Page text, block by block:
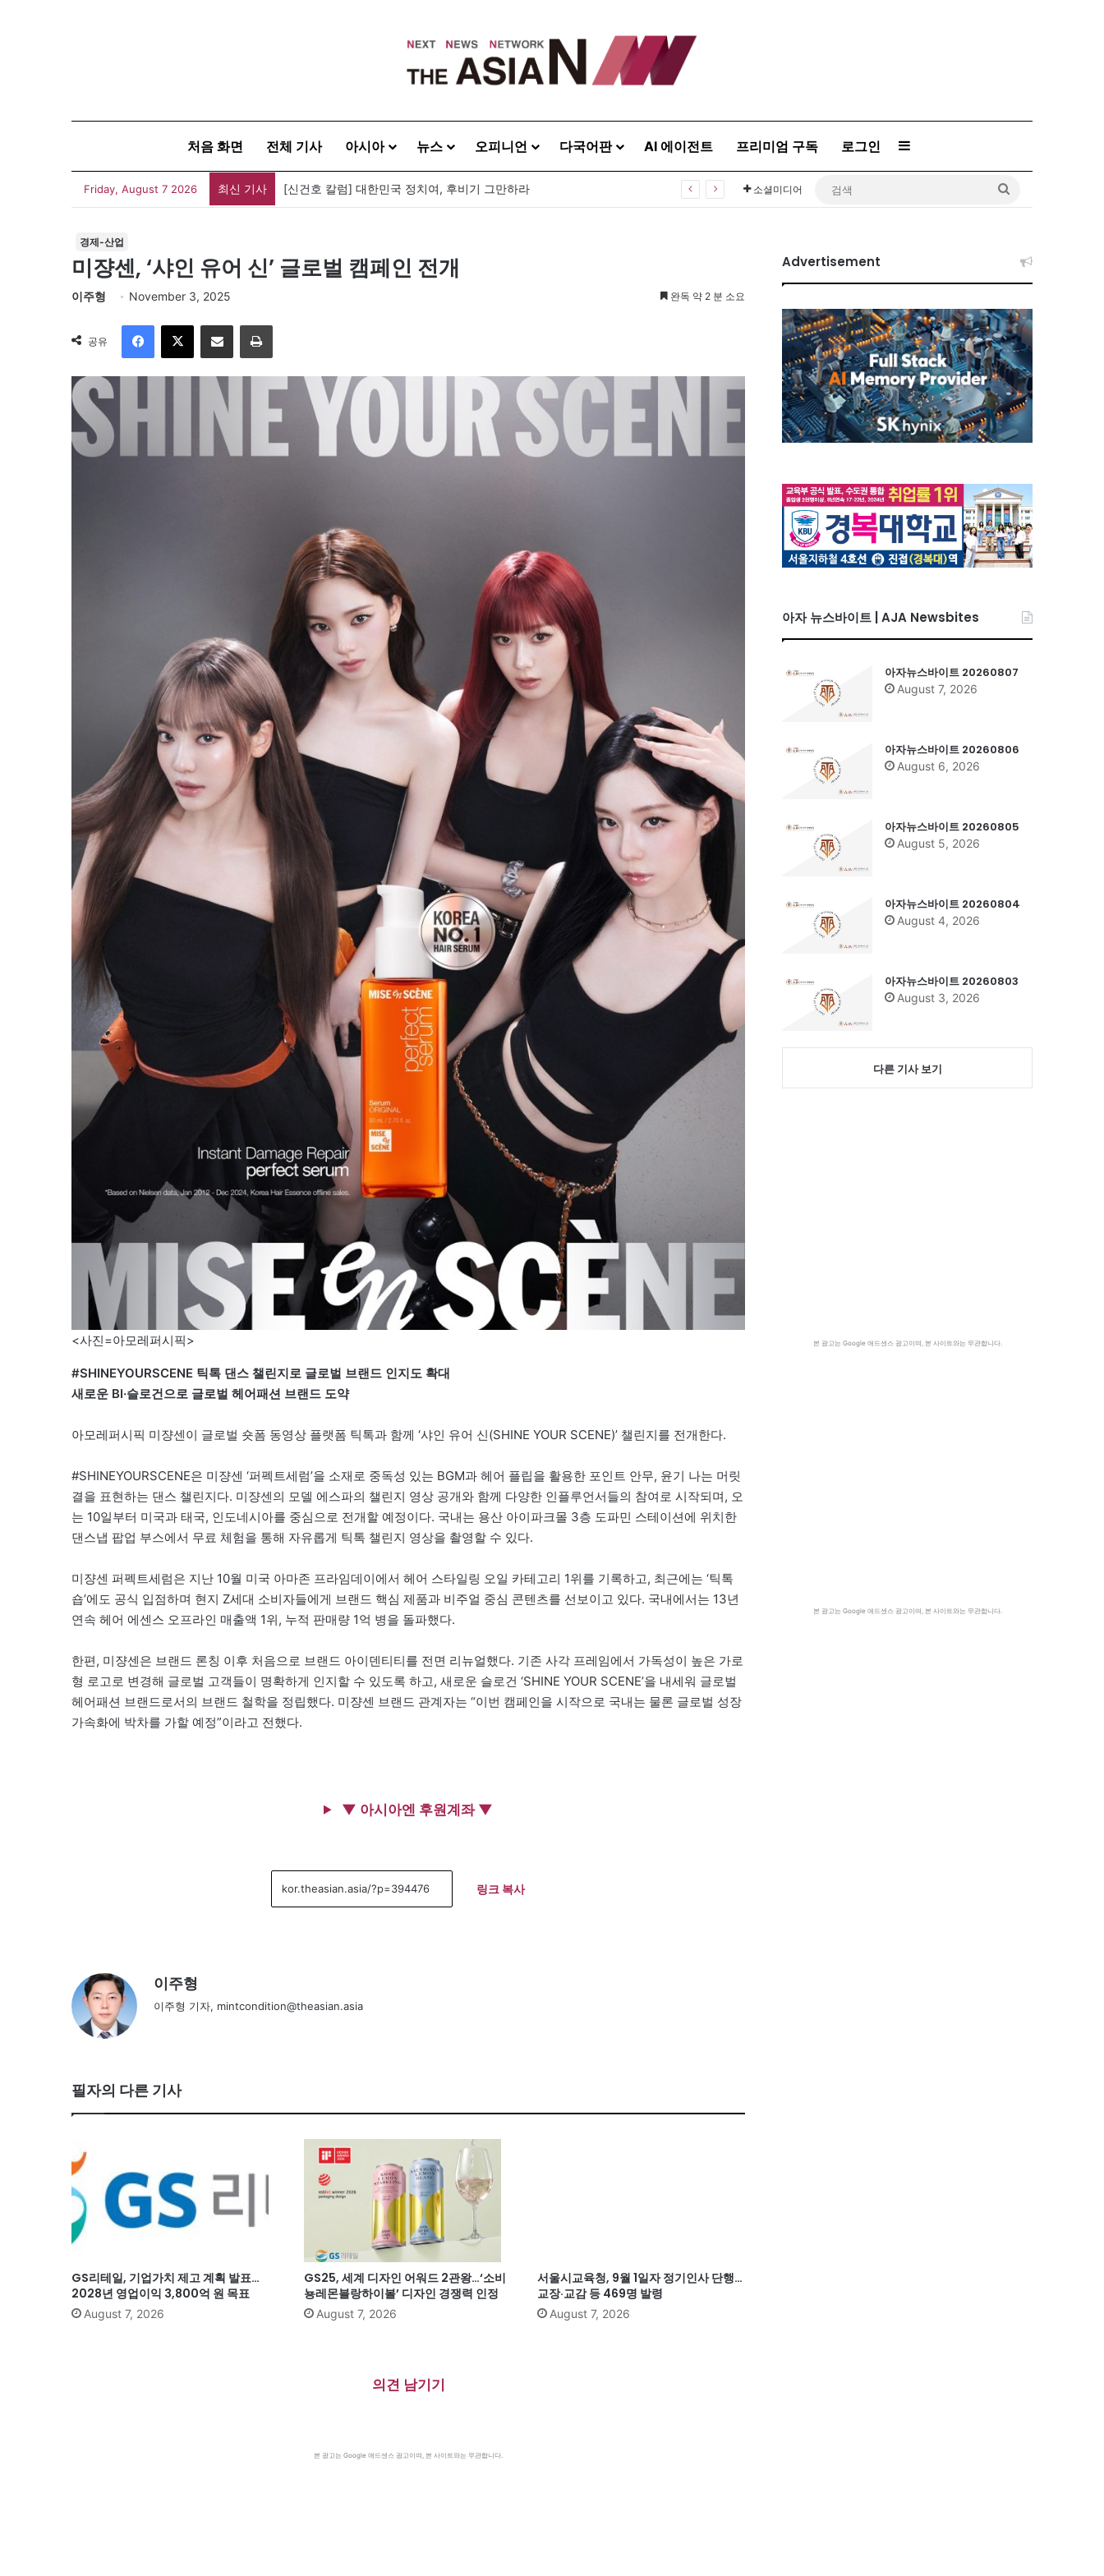
처음 화면 전체 기사 아시아 뉴스 오피니언 다국어판 AI 에이전트 프리미엄 구독 로그인 Sidebar
Friday, August 7 2026 최신 기사 [신건호 칼럼] 대한민국 정치여, 후비기 그만하라 소셜미디어
경제-산업
미쟝센, ‘샤인 유어 신’ 글로벌 캠페인 전개
이주형 November 3, 2025 완독 약 2 분 소요
공유
Facebook
X 이메일 인쇄
<사진=아모레퍼시픽>
#SHINEYOURSCENE 틱톡 댄스 챌린지로 글로벌 브랜드 인지도 확대
새로운 BI·슬로건으로 글로벌 헤어패션 브랜드 도약
아모레퍼시픽 미쟝센이 글로벌 숏폼 동영상 플랫폼 틱톡과 함께 ‘샤인 유어 신(SHINE YOUR SCENE)’ 챌린지를 전개한다.
#SHINEYOURSCENE은 미쟝센 ‘퍼펙트세럼’을 소재로 중독성 있는 BGM과 헤어 플립을 활용한 포인트 안무, 윤기 나는 머릿
결을 표현하는 댄스 챌린지다. 미쟝센의 모델 에스파의 챌린지 영상 공개와 함께 다양한 인플루언서들의 참여로 시작되며, 오
는 10일부터 미국과 태국, 인도네시아를 중심으로 전개할 예정이다. 국내는 용산 아이파크몰 3층 도파민 스테이션에 위치한
댄스냅 팝업 부스에서 무료 체험을 통해 자유롭게 틱톡 챌린지 영상을 촬영할 수 있다.
미쟝센 퍼펙트세럼은 지난 10월 미국 아마존 프라임데이에서 헤어 스타일링 오일 카테고리 1위를 기록하고, 최근에는 ‘틱톡
숍’에도 공식 입점하며 현지 Z세대 소비자들에게 브랜드 핵심 제품과 비주얼 중심 콘텐츠를 선보이고 있다. 국내에서는 13년
연속 헤어 에센스 오프라인 매출액 1위, 누적 판매량 1억 병을 돌파했다.
한편, 미쟝센은 브랜드 론칭 이후 처음으로 브랜드 아이덴티티를 전면 리뉴얼했다. 기존 사각 프레임에서 가독성이 높은 가로
형 로고로 변경해 글로벌 고객들이 명확하게 인지할 수 있도록 하고, 새로운 슬로건 ‘SHINE YOUR SCENE’을 내세워 글로벌
헤어패션 브랜드로서의 브랜드 철학을 정립했다. 미쟝센 브랜드 관계자는 “이번 캠페인을 시작으로 국내는 물론 글로벌 성장
가속화에 박차를 가할 예정”이라고 전했다.
▼ 아시아엔 후원계좌 ▼
링크 복사
이주형
이주형 기자, mintcondition@theasian.asia
필자의 다른 기사
GS리테일, 기업가치 제고 계획 발표…
2028년 영업이익 3,800억 원 목표
August 7, 2026
GS25, 세계 디자인 어워드 2관왕…‘소비
뇽레몬블랑하이볼’ 디자인 경쟁력 인정
August 7, 2026
서울시교육청, 9월 1일자 정기인사 단행…
교장·교감 등 469명 발령
August 7, 2026
의견 남기기
본 광고는 Google 애드센스 광고이며, 본 사이트와는 무관합니다.
Advertisement
아자 뉴스바이트 | AJA Newsbites
아자뉴스바이트 20260807
August 7, 2026
아자뉴스바이트 20260806
August 6, 2026
아자뉴스바이트 20260805
August 5, 2026
아자뉴스바이트 20260804
August 4, 2026
아자뉴스바이트 20260803
August 3, 2026
다른 기사 보기
본 광고는 Google 애드센스 광고이며, 본 사이트와는 무관합니다.
본 광고는 Google 애드센스 광고이며, 본 사이트와는 무관합니다.